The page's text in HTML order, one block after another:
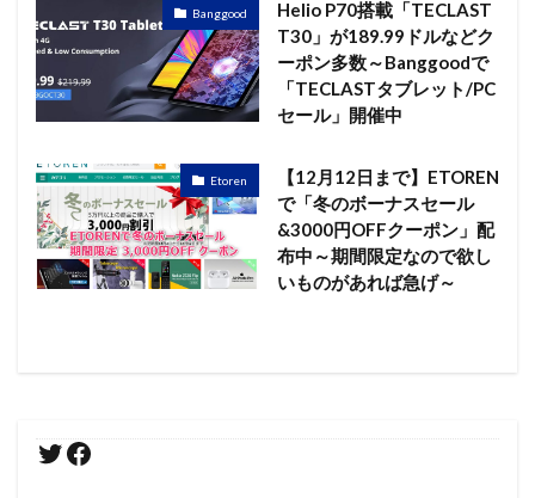
Banggood
Helio P70搭載「TECLAST
T30」が189.99ドルなどク
ーポン多数～Banggoodで
「TECLASTタブレット/PC
セール」開催中
Etoren
【12月12日まで】ETOREN
で「冬のボーナスセール
&3000円OFFクーポン」配
布中～期間限定なので欲し
いものがあれば急げ～